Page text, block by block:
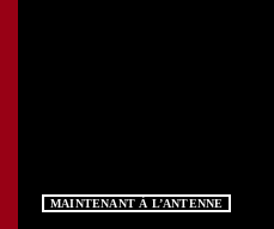
MAINTENANT À L’ANTENNE